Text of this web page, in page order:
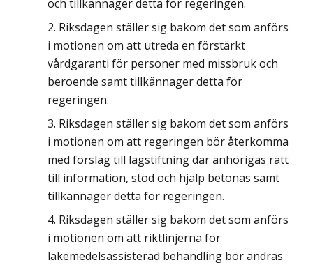
och tillkännager detta för regeringen.
Riksdagen ställer sig bakom det som anförs
i motionen om att utreda en förstärkt
vårdgaranti för personer med missbruk och
beroende samt tillkännager detta för
regeringen.
Riksdagen ställer sig bakom det som anförs
i motionen om att regeringen bör återkomma
med förslag till lagstiftning där anhörigas rätt
till information, stöd och hjälp betonas samt
tillkännager detta för regeringen.
Riksdagen ställer sig bakom det som anförs
i motionen om att riktlinjerna för
läkemedelsassisterad behandling bör ändras